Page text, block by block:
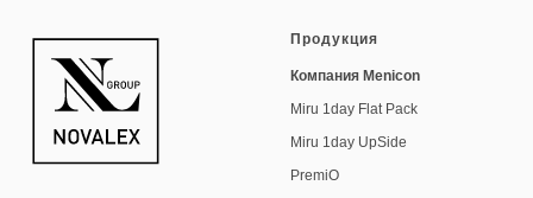
Продукция
Компания Menicon
Miru 1day Flat Pack
Miru 1day UpSide
PremiO